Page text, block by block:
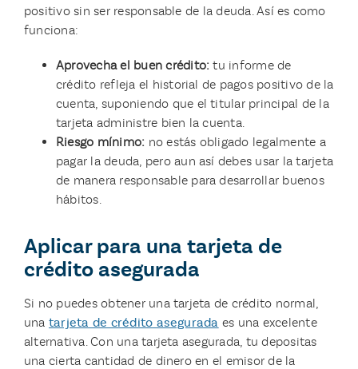
positivo sin ser responsable de la deuda. Así es como
funciona:
Aprovecha el buen crédito: tu informe de
crédito refleja el historial de pagos positivo de la
cuenta, suponiendo que el titular principal de la
tarjeta administre bien la cuenta.
Riesgo mínimo: no estás obligado legalmente a
pagar la deuda, pero aun así debes usar la tarjeta
de manera responsable para desarrollar buenos
hábitos.
Aplicar para una tarjeta de
crédito asegurada
Si no puedes obtener una tarjeta de crédito normal,
una tarjeta de crédito asegurada es una excelente
alternativa. Con una tarjeta asegurada, tu depositas
una cierta cantidad de dinero en el emisor de la